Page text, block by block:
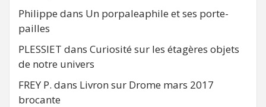
Philippe dans Un porpaleaphile et ses porte-
pailles
PLESSIET dans Curiosité sur les étagères objets
de notre univers
FREY P. dans Livron sur Drome mars 2017
brocante